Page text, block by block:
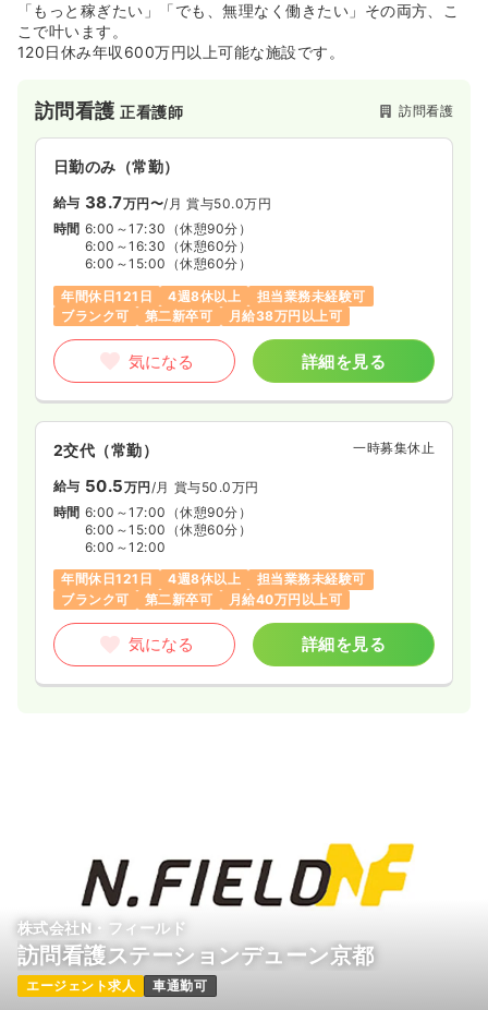
「もっと稼ぎたい」「でも、無理なく働きたい」その両方、こ
こで叶います。
120日休み年収600万円以上可能な施設です。
訪問看護正看護師 訪問看護
日勤のみ（常勤）
給与 38.7万円〜/月 賞与50.0万円
時間 6:00～17:30 （休憩90分）
6:00～16:30 （休憩60分）
6:00～15:00 （休憩60分）
年間休日121日
4週8休以上
担当業務未経験可
ブランク可
第二新卒可 月給38万円以上可
気になる 詳細を見る
2交代（常勤） 一時募集休止
給与 50.5万円/月 賞与50.0万円
時間 6:00～17:00 （休憩90分）
6:00～15:00 （休憩60分）
6:00～12:00
年間休日121日
4週8休以上
担当業務未経験可
ブランク可
第二新卒可 月給40万円以上可
気になる 詳細を見る
株式会社N・フィールド
訪問看護ステーションデューン京都
エージェント求人 車通勤可